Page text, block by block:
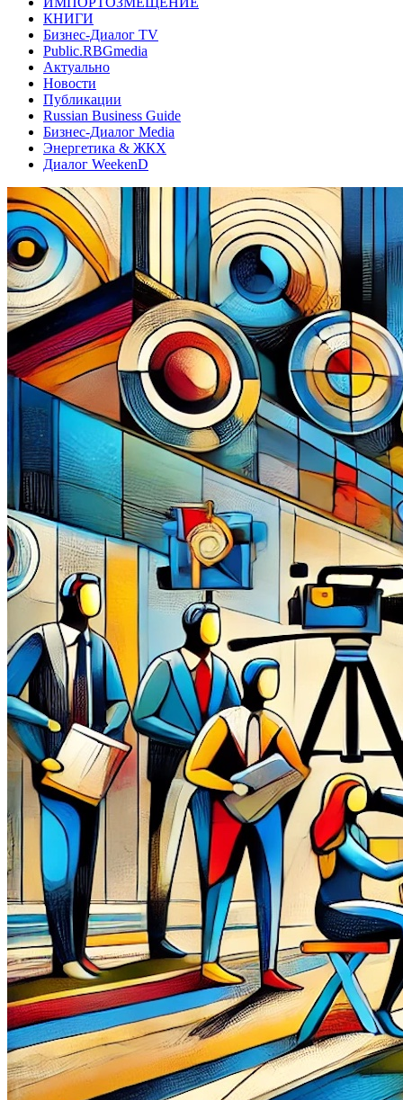
КНИГИ
Бизнес-Диалог TV
Public.RBGmedia
Актуально
Новости
Публикации
Russian Business Guide
Бизнес-Диалог Media
Энергетика & ЖКХ
Диалог WeekenD